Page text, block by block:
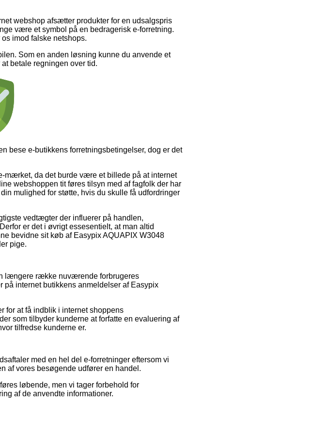
webshop afsætter produkter for en udsalgspris
være et symbol på en bedragerisk e-forretning.
imod falske netshops.
Som en anden løsning kunne du anvende et
betale regningen over tid.
bese e-butikkens forretningsbetingelser, dog er det
mærket, da det burde være et billede på at internet
webshoppen tit føres tilsyn med af fagfolk der har
mulighed for støtte, hvis du skulle få udfordringer
vedtægter der influerer på handlen,
er det i øvrigt essesentielt, at man altid
bevidne sit køb af Easypix AQUAPIX W3048
pige.
længere række nuværende forbrugeres
på internet butikkens anmeldelser af Easypix
for at få indblik i internet shoppens
som tilbyder kunderne at forfatte en evaluering af
tilfredse kunderne er.
med en hel del e-forretninger eftersom vi
af vores besøgende udfører en handel.
løbende, men vi tager forbehold for
af de anvendte informationer.